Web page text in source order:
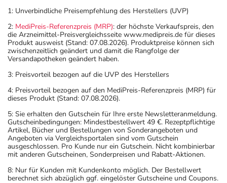
1: Unverbindliche Preisempfehlung des Herstellers (UVP)
2: MediPreis-Referenzpreis (MRP): der höchste Verkaufspreis, den
die Arzneimittel-Preisvergleichsseite www.medipreis.de für dieses
Produkt ausweist (Stand: 07.08.2026). Produktpreise können sich
zwischenzeitlich geändert und damit die Rangfolge der
Versandapotheken geändert haben.
3: Preisvorteil bezogen auf die UVP des Herstellers
4: Preisvorteil bezogen auf den MediPreis-Referenzpreis (MRP) für
dieses Produkt (Stand: 07.08.2026).
5: Sie erhalten den Gutschein für Ihre erste Newsletteranmeldung.
Gutscheinbedingungen: Mindestbestellwert 49 €. Rezeptpflichtige
Artikel, Bücher und Bestellungen von Sonderangeboten und
Angeboten via Vergleichsportalen sind vom Gutschein
ausgeschlossen. Pro Kunde nur ein Gutschein. Nicht kombinierbar
mit anderen Gutscheinen, Sonderpreisen und Rabatt-Aktionen.
8: Nur für Kunden mit Kundenkonto möglich. Der Bestellwert
berechnet sich abzüglich ggf. eingelöster Gutscheine und Coupons.